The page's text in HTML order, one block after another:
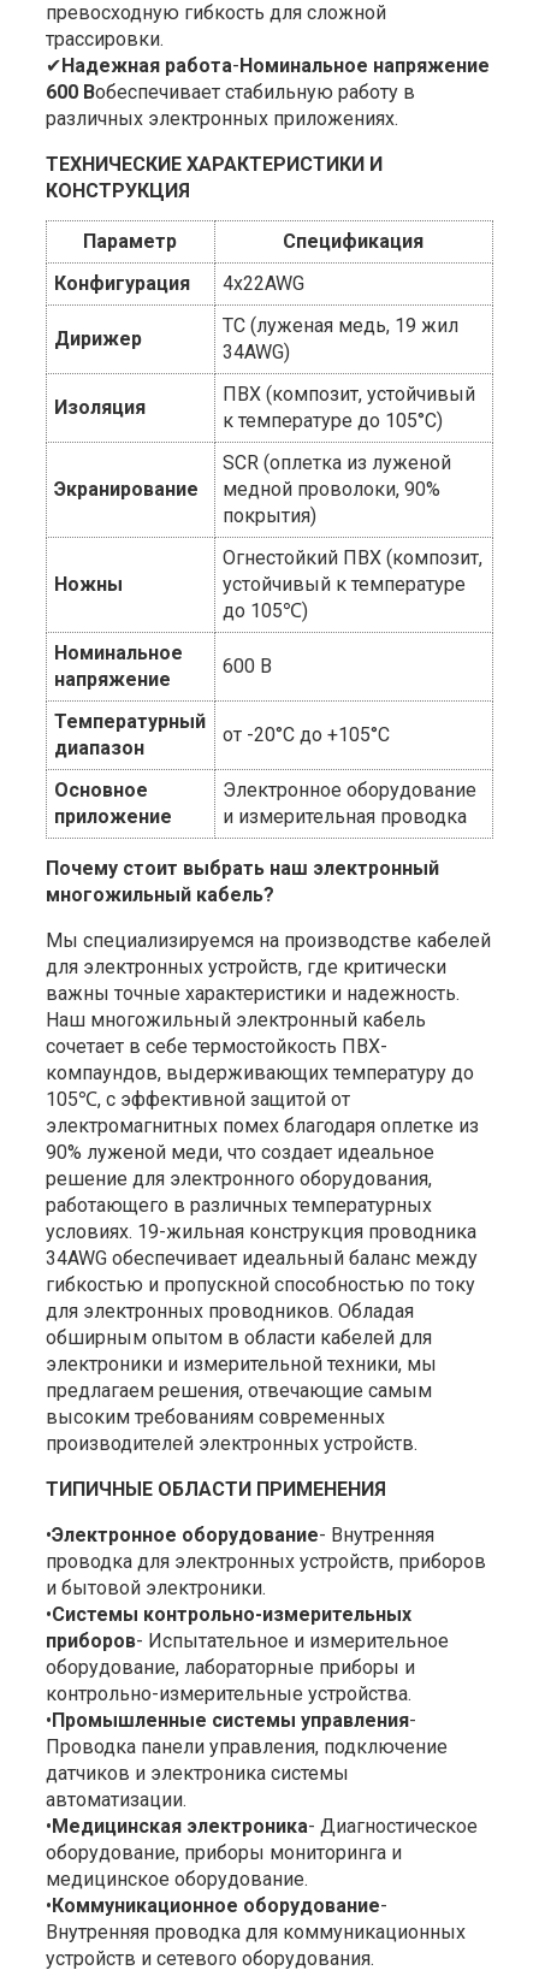
превосходную гибкость для сложной
трассировки.
✔Надежная работа-Номинальное напряжение
600 Вобеспечивает стабильную работу в
различных электронных приложениях.
ТЕХНИЧЕСКИЕ ХАРАКТЕРИСТИКИ И
КОНСТРУКЦИЯ
Параметр
Спецификация
Конфигурация
4x22AWG
Дирижер
TC (луженая медь, 19 жил
34AWG)
Изоляция
ПВХ (композит, устойчивый
к температуре до 105°C)
Экранирование
SCR (оплетка из луженой
медной проволоки, 90%
покрытия)
Ножны
Огнестойкий ПВХ (композит,
устойчивый к температуре
до 105℃)
Номинальное
напряжение
600 В
Температурный
диапазон
от -20°C до +105°C
Основное
приложение
Электронное оборудование
и измерительная проводка
Почему стоит выбрать наш электронный
многожильный кабель?
Мы специализируемся на производстве кабелей
для электронных устройств, где критически
важны точные характеристики и надежность.
Наш многожильный электронный кабель
сочетает в себе термостойкость ПВХ-
компаундов, выдерживающих температуру до
105℃, с эффективной защитой от
электромагнитных помех благодаря оплетке из
90% луженой меди, что создает идеальное
решение для электронного оборудования,
работающего в различных температурных
условиях. 19-жильная конструкция проводника
34AWG обеспечивает идеальный баланс между
гибкостью и пропускной способностью по току
для электронных проводников. Обладая
обширным опытом в области кабелей для
электроники и измерительной техники, мы
предлагаем решения, отвечающие самым
высоким требованиям современных
производителей электронных устройств.
ТИПИЧНЫЕ ОБЛАСТИ ПРИМЕНЕНИЯ
•Электронное оборудование- Внутренняя
проводка для электронных устройств, приборов
и бытовой электроники.
•Системы контрольно-измерительных
приборов- Испытательное и измерительное
оборудование, лабораторные приборы и
контрольно-измерительные устройства.
•Промышленные системы управления-
Проводка панели управления, подключение
датчиков и электроника системы
автоматизации.
•Медицинская электроника- Диагностическое
оборудование, приборы мониторинга и
медицинское оборудование.
•Коммуникационное оборудование-
Внутренняя проводка для коммуникационных
устройств и сетевого оборудования.